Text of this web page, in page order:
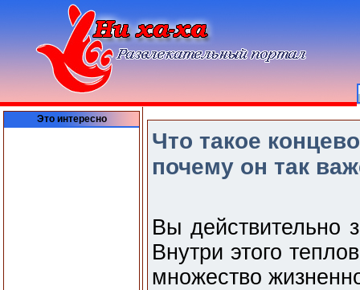
Это интересно
Что такое
почему он так
Вы действительно
Внутри этого
множество